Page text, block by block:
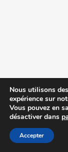
Nous utilisons
expérience sur
Vous pouvez en
désactiver dans
Accepter